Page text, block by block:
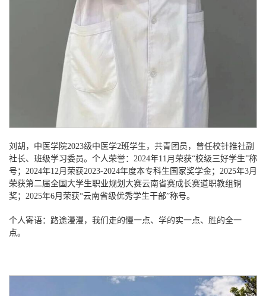
刘胡，中医学院2023级中医学2班学生，共青团员，曾任校针推社副
社长、班级学习委员。个人荣誉：2024年11月荣获“校级三好学生”称
号；2024年12月荣获2023-2024年度本专科生国家奖学金；2025年3月
荣获第二届全国大学生职业规划大赛云南省赛成长赛道职教组铜
奖；2025年6月荣获“云南省级优秀学生干部”称号。
个人寄语：路途漫漫，我们走的慢一点、学的实一点、胜的全一
点。